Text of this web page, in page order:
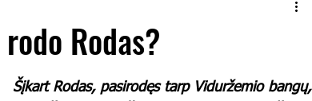
Rodas?
Šįkart Rodas, pasirodęs tarp Viduržemio bangų,